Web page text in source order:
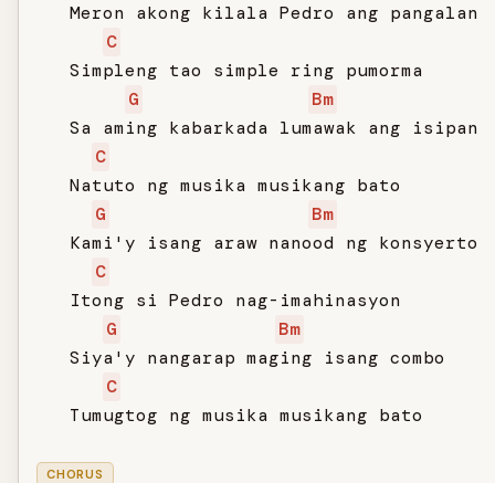
   Meron akong kilala Pedro ang pangalan
C
   Simpleng tao simple ring pumorma
G
Bm
   Sa aming kabarkada lumawak ang isipan
C
   Natuto ng musika musikang bato
G
Bm
   Kami'y isang araw nanood ng konsyerto
C
   Itong si Pedro nag-imahinasyon
G
Bm
   Siya'y nangarap maging isang combo
C
   Tumugtog ng musika musikang bato
CHORUS